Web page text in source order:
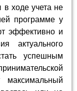
в ходе учета не
программе у
эффективно и
актуального
успешным
максимальный